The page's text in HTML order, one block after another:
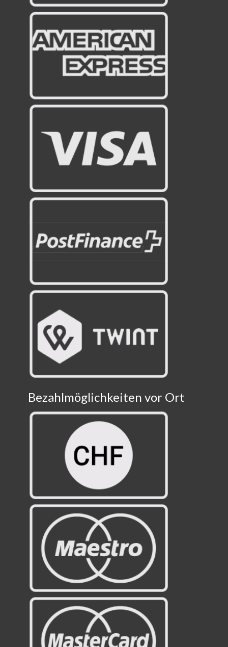
Bezahlmöglichkeiten vor Ort